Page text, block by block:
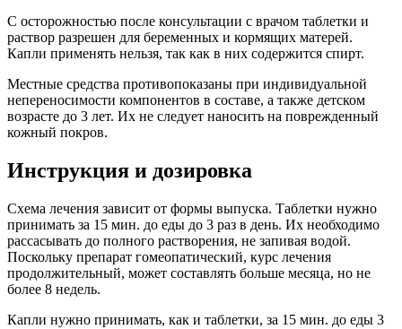
С осторожностью после консультации с врачом таблетки и
раствор разрешен для беременных и кормящих матерей.
Капли применять нельзя, так как в них содержится спирт.
Местные средства противопоказаны при индивидуальной
непереносимости компонентов в составе, а также детском
возрасте до 3 лет. Их не следует наносить на поврежденный
кожный покров.
Инструкция и дозировка
Схема лечения зависит от формы выпуска. Таблетки нужно
принимать за 15 мин. до еды до 3 раз в день. Их необходимо
рассасывать до полного растворения, не запивая водой.
Поскольку препарат гомеопатический, курс лечения
продолжительный, может составлять больше месяца, но не
более 8 недель.
Капли нужно принимать, как и таблетки, за 15 мин. до еды 3